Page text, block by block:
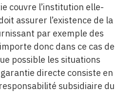
couvre l’institution elle-
assurer l’existence de la
par exemple des
donc dans ce cas de
possible les situations
directe consiste en
subsidiaire du